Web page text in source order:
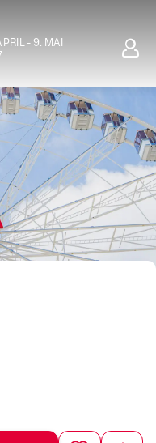
- 9. MAI